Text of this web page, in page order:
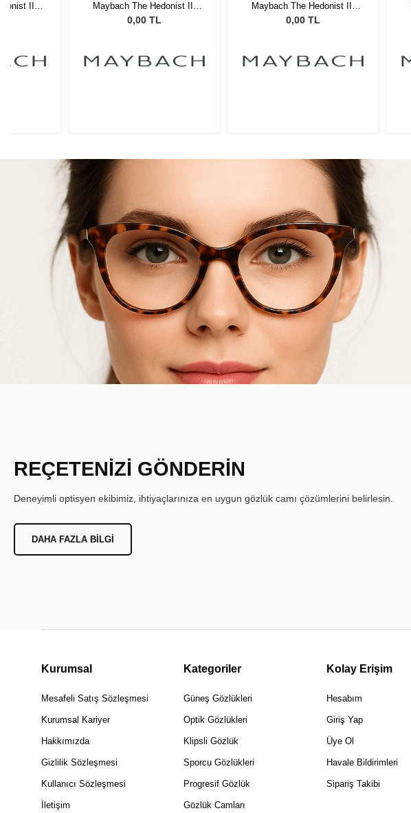
III
Maybach The Hedonist III
MG-WP-Z25
0,00 TL
Maybach The Hedonist III
MG-WP-Z25
0,00 TL
REÇETENİZİ GÖNDERİN
Deneyimli optisyen ekibimiz, ihtiyaçlarınıza en uygun gözlük camı çözümlerini belirlesin.
DAHA FAZLA BILGI
Kurumsal
Mesafeli Satış Sözleşmesi
Kurumsal Kariyer
Hakkımızda
Gizlilik Sözleşmesi
Kullanıcı Sözleşmesi
İletişim
Kategoriler
Güneş Gözlükleri
Optik Gözlükleri
Klipsli Gözlük
Sporcu Gözlükleri
Progresif Gözlük
Gözlük Camları
Kolay Erişim
Hesabım
Giriş Yap
Üye Ol
Havale Bildirimleri
Sipariş Takibi